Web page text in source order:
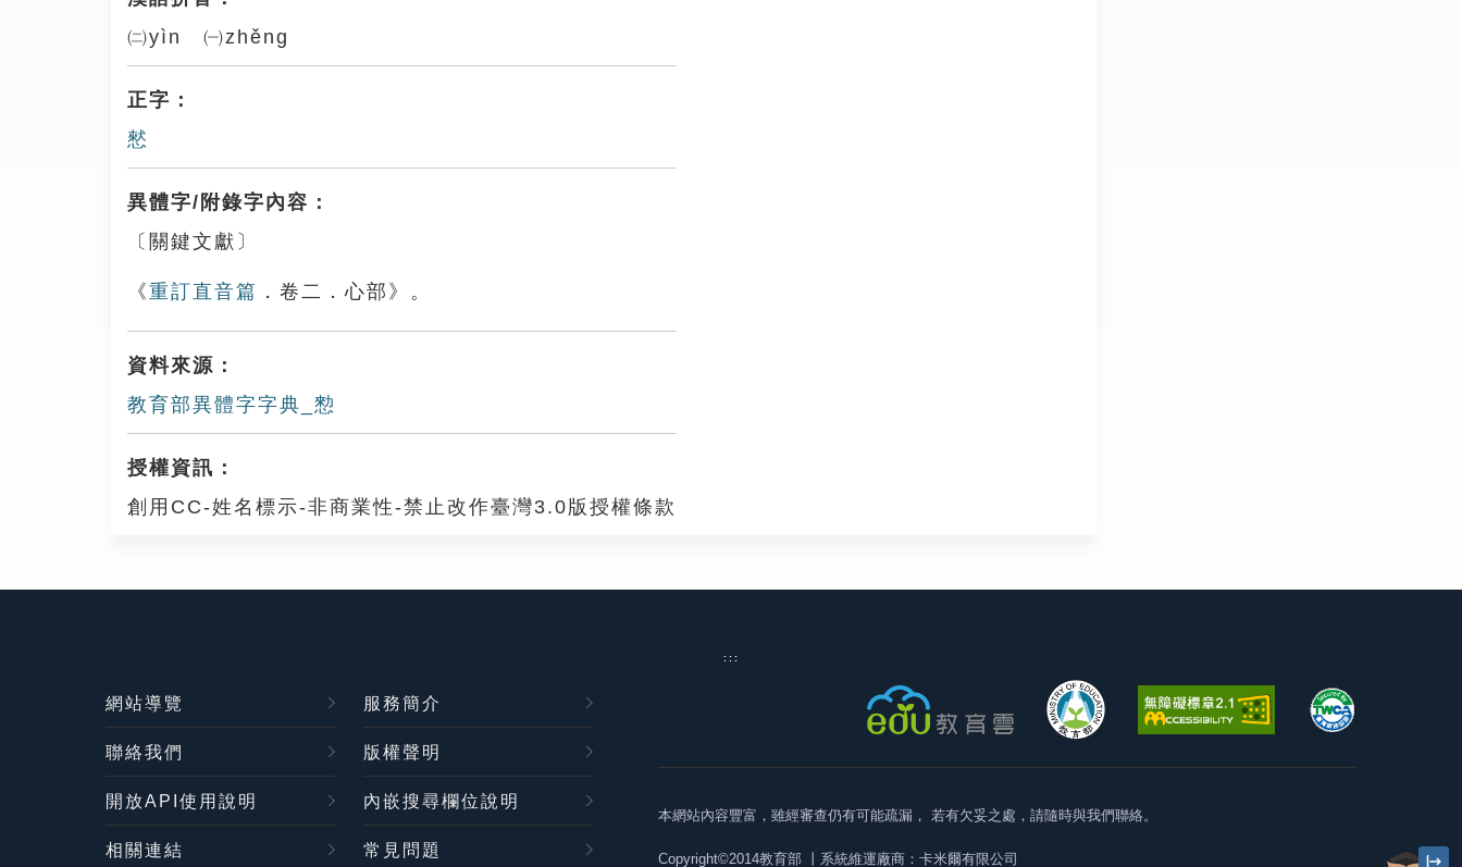
㈡yìn ㈠zhěng
正字：
憖
異體字/附錄字內容：
〔關鍵文獻〕
《重訂直音篇 ．卷二．心部》。
資料來源：
教育部異體字字典_愸
授權資訊：
創用CC-姓名標示-非商業性-禁止改作臺灣3.0版授權條款
:::
網站導覽 服務簡介
聯絡我們 版權聲明
開放API使用說明 內嵌搜尋欄位說明
相關連結 常見問題
本網站內容豐富，雖經審查仍有可能疏漏， 若有欠妥之處，請隨時與我們聯絡。
Copyright©2014教育部 丨系統維運廠商：卡米爾有限公司